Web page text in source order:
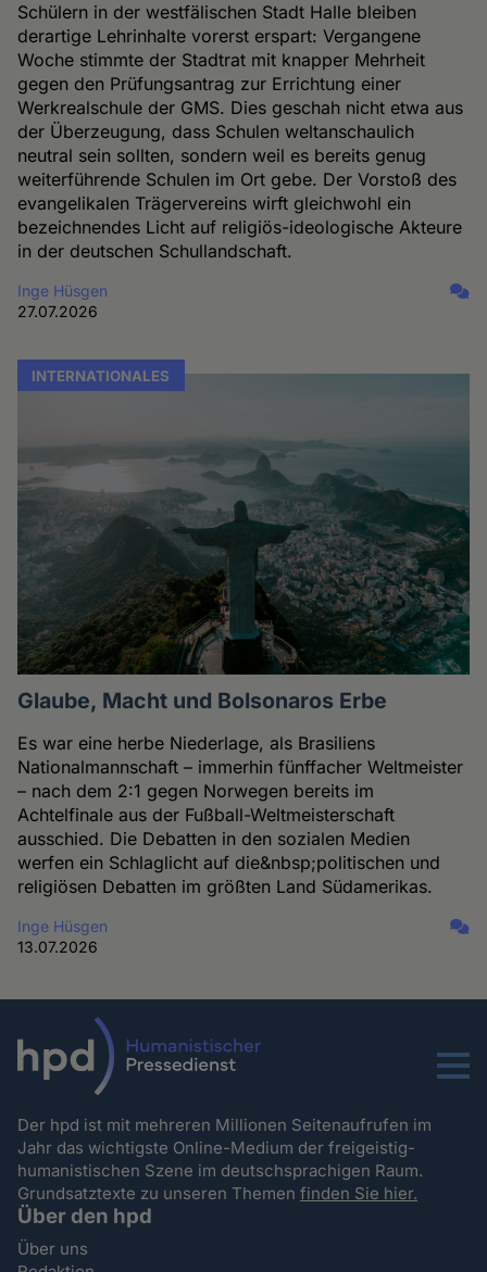
Schülern in der westfälischen Stadt Halle bleiben
derartige Lehrinhalte vorerst erspart: Vergangene
Woche stimmte der Stadtrat mit knapper Mehrheit
gegen den Prüfungsantrag zur Errichtung einer
Werkrealschule der GMS. Dies geschah nicht etwa aus
der Überzeugung, dass Schulen weltanschaulich
neutral sein sollten, sondern weil es bereits genug
weiterführende Schulen im Ort gebe. Der Vorstoß des
evangelikalen Trägervereins wirft gleichwohl ein
bezeichnendes Licht auf religiös-ideologische Akteure
in der deutschen Schullandschaft.
Inge Hüsgen
27.07.2026
INTERNATIONALES
Glaube, Macht und Bolsonaros Erbe
Es war eine herbe Niederlage, als Brasiliens
Nationalmannschaft – immerhin fünffacher Weltmeister
– nach dem 2:1 gegen Norwegen bereits im
Achtelfinale aus der Fußball-Weltmeisterschaft
ausschied. Die Debatten in den sozialen Medien
werfen ein Schlaglicht auf die&nbsp;politischen und
religiösen Debatten im größten Land Südamerikas.
Inge Hüsgen
13.07.2026
Menu
Der hpd ist mit mehreren Millionen Seitenaufrufen im
Jahr das wichtigste Online-Medium der freigeistig-
humanistischen Szene im deutschsprachigen Raum.
Grundsatztexte zu unseren Themenfinden Sie hier.
Über den hpd
Über uns